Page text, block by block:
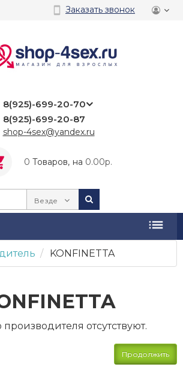
Заказать звонок
8(925)-699-20-70
8(925)-699-20-87
shop-4sex@yandex.ru
0 Tоваров, на 0.00р.
Везде
KONFINETTA
отсутствуют.
Продолжить